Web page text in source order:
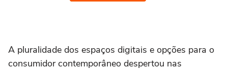
A pluralidade dos espaços digitais e opções para o
consumidor contemporâneo despertou nas